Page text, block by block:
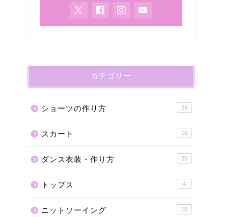
カテゴリー
ショーツの作り方 23
スカート 10
ダンス衣装・作り方 25
トップス 4
ニットソーイング 10